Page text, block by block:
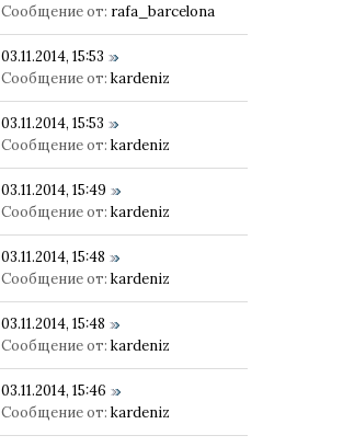
Сообщение от: rafa_barcelona
03.11.2014, 15:53
Сообщение от: kardeniz
03.11.2014, 15:53
Сообщение от: kardeniz
03.11.2014, 15:49
Сообщение от: kardeniz
03.11.2014, 15:48
Сообщение от: kardeniz
03.11.2014, 15:48
Сообщение от: kardeniz
03.11.2014, 15:46
Сообщение от: kardeniz